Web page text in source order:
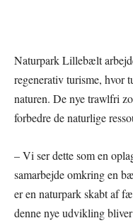
Naturpark Lillebælt
regenerativ turisme, hvor
naturen. De nye trawlfri
forbedre de naturlige
– Vi ser dette som en
samarbejde omkring en
er en naturpark skabt af
denne nye udvikling